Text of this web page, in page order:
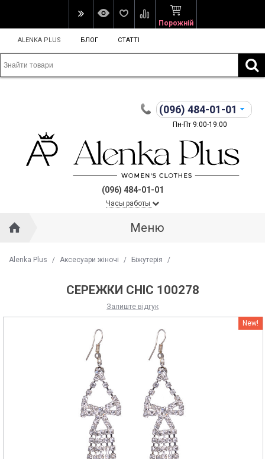
Порожній
ALENKA PLUS БЛОГ СТАТТІ
(096) 484-01-01
Пн-Пт 9:00-19:00
(096) 484-01-01
Часы работы
Меню
Alenka Plus / Аксесуари жіночі / Біжутерія /
СЕРЕЖКИ CHIC 100278
Залиште відгук
New!